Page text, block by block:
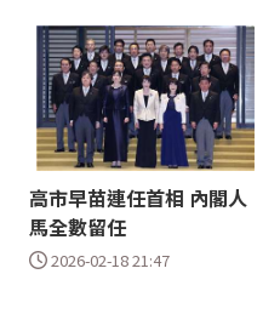
高市早苗連任首相 內閣人
馬全數留任
2026-02-18 21:47